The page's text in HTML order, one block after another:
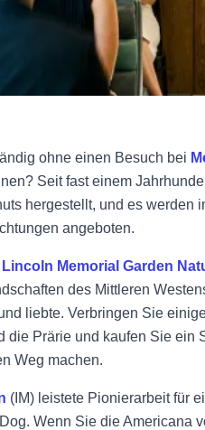
ohne einen Besuch bei
Seit fast einem
hergestellt, und es werden
angeboten.
Lincoln Memorial Garden
des Mittleren
liebte. Verbringen Sie
die Prärie und kaufen Sie ein
Weg machen.
(IM) leistete Pionierarbeit für
Wenn Sie die Americana